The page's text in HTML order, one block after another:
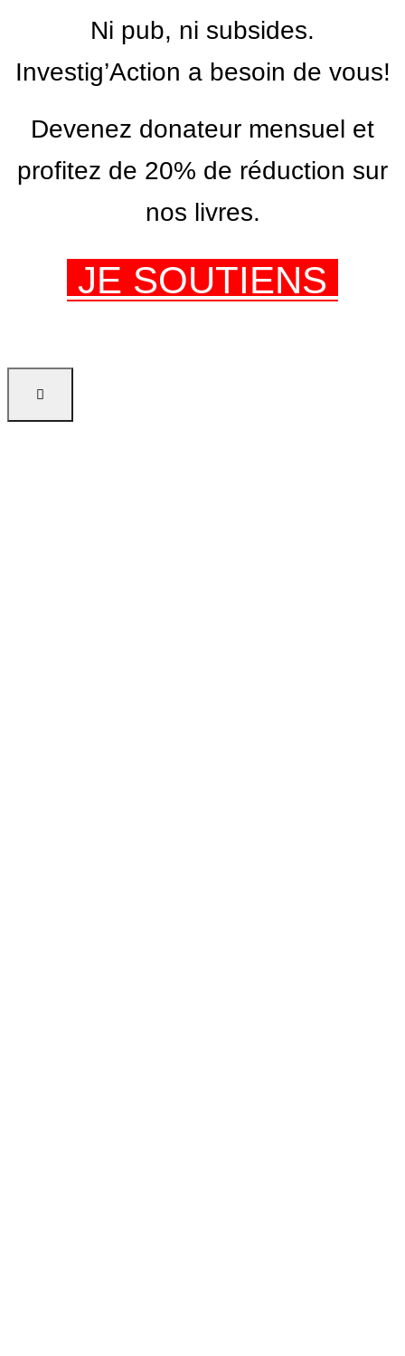
Ni pub, ni subsides.
Investig’Action a besoin de vous!
Devenez donateur mensuel et
profitez de 20% de réduction sur
nos livres.
JE SOUTIENS